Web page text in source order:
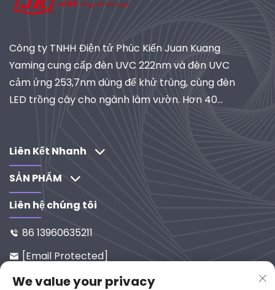
Công ty TNHH Điện tử Phúc Kiến Juan Kuang
Yaming cung cấp đèn UVC 222nm và đèn UVC
cảm ứng 253,7nm dùng để khử trùng, cùng đèn
LED trồng cây cho ngành làm vườn. Hơn 40
cung cấp toàn cầu về hệ thống chiếu sáng và lọc
công nghiệp. Khám phá các giải pháp do R&D
thúc đẩy của chúng tôi.
Liên Kết Nhanh
SẢN PHẨM
Liên hệ chúng tôi
 86 13960635211
 [email Protected]
Số 65-9, Đường Xixi, Yanping, Ph
We value your privacy